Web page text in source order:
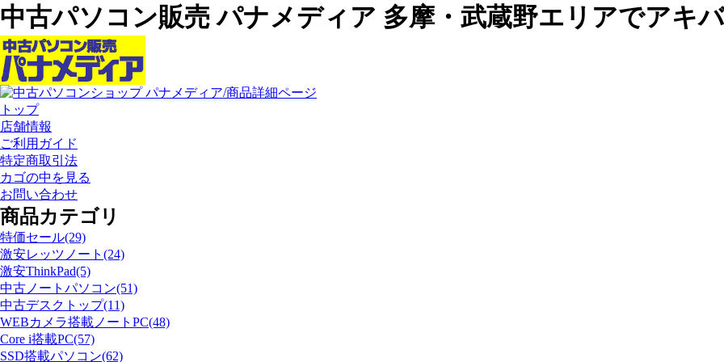
中古パソコン販売 パナメディア 多摩・武蔵野エリアでアキ
トップ
店舗情報
ご利用ガイド
特定商取引法
カゴの中を見る
お問い合わせ
商品カテゴリ
特価セール(29)
激安レッツノート(24)
激安ThinkPad(5)
中古ノートパソコン(51)
中古デスクトップ(11)
WEBカメラ搭載ノートPC(48)
Core i搭載PC(57)
SSD搭載パソコン(62)